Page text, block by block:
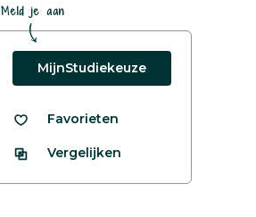
Meld je aan
MijnStudiekeuze
Favorieten
Vergelijken